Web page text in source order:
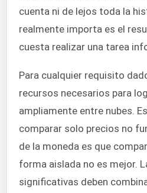
cuenta ni de lejos toda la
realmente importa es el
cuesta realizar una tarea
Para cualquier requisito
recursos necesarios para
ampliamente entre nubes.
comparar solo precios no
de la moneda es que
forma aislada no es mejor.
significativas deben